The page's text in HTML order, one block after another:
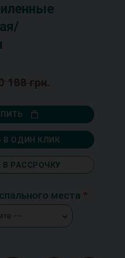
188 грн.
В ОДИН КЛИК
В РАССРОЧКУ
места
---